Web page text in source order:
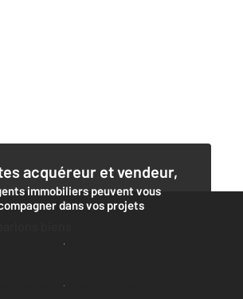
acquéreur et vendeur,
immobiliers peuvent vous
dans vos projets
Contacter l'agence
Demander une estimation
biens